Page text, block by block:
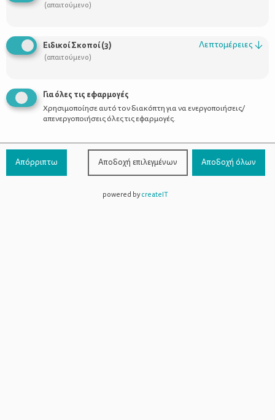
Γαστρεντερίτιδα: Μεταδοτική και
εξαντλητική.
(απαιτούμενο)
Ειδικοί Σκοποί(3)
(απαιτούμενο)
Λεπτομέρειες ↓
Για όλες τις εφαρμογές
Χρησιμοποίησε αυτό τον διακόπτη για να ενεργοποιήσεις/
απενεργοποιήσεις όλες τις εφαρμογές.
Απόρριπτω Αποδοχή επιλεγμένων Αποδοχή όλων
powered bycreateIT